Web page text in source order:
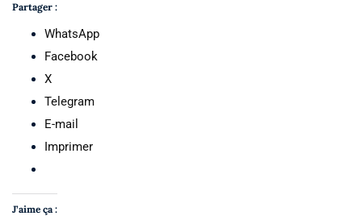
Partager :
WhatsApp
Facebook
X
Telegram
E-mail
Imprimer
J’aime ça :